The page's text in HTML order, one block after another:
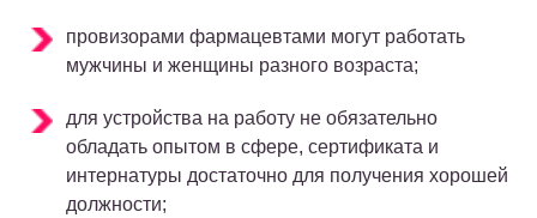
провизорами фармацевтами могут работать
мужчины и женщины разного возраста;
для устройства на работу не обязательно
обладать опытом в сфере, сертификата и
интернатуры достаточно для получения хорошей
должности;